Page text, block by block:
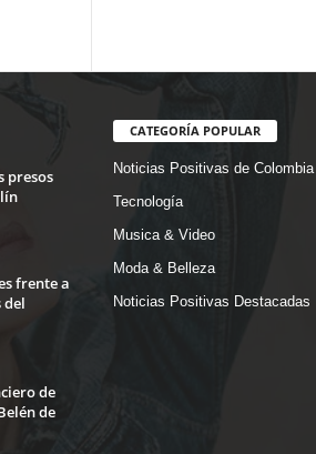
presos
frente a
del
de
de
CATEGORÍA POPULAR
Noticias Positivas de Colombia
Tecnología
Musica & Video
Moda & Belleza
Noticias Positivas Destacadas